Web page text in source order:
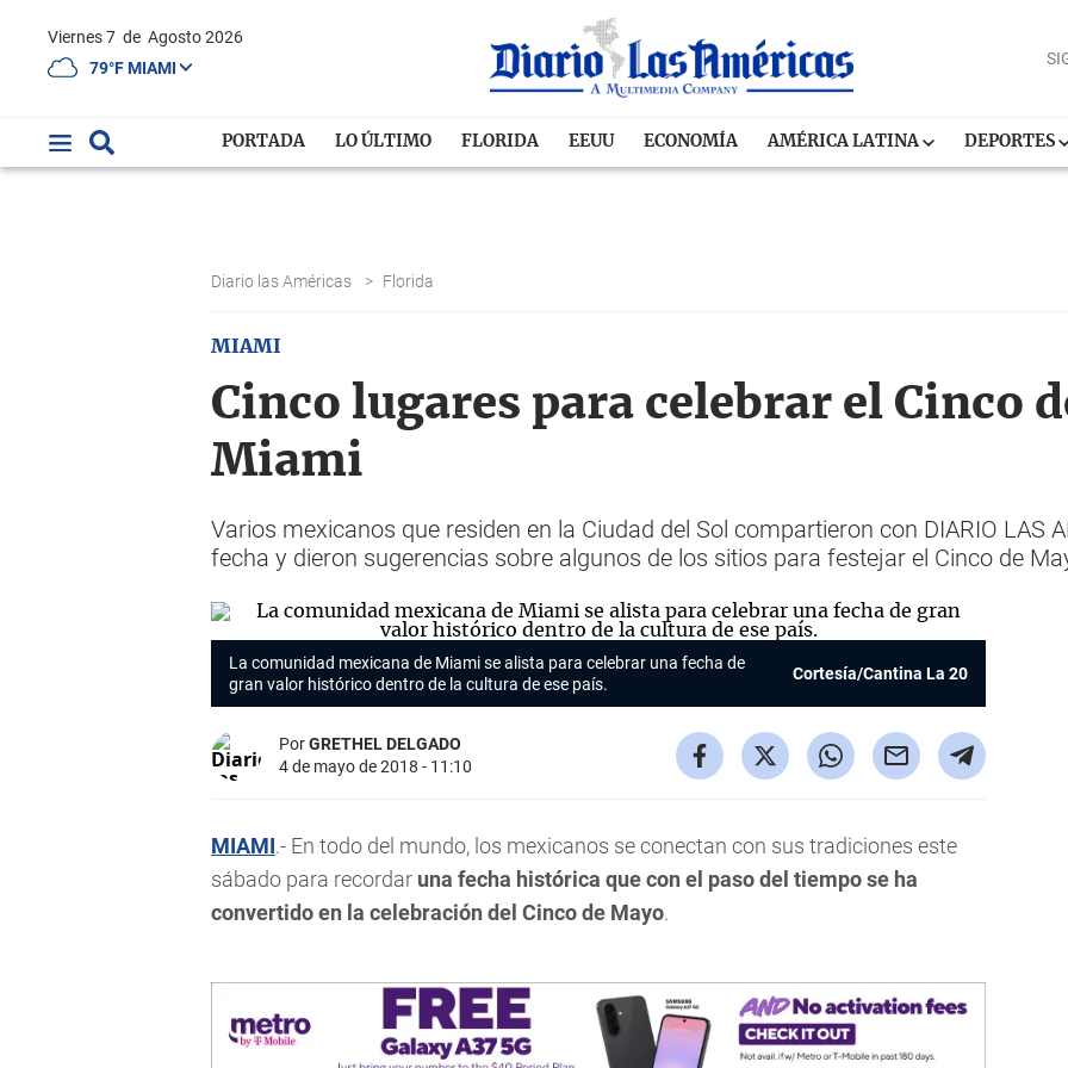
Viernes 7 de Agosto 2026
79°F MIAMI
PORTADA LO ÚLTIMO FLORIDA EEUU ECONOMÍA AMÉRICA LATINA DEPORTES
Diario las Américas > Florida
MIAMI
Cinco lugares para celebrar el Cinco
Miami
Varios mexicanos que residen en la Ciudad del Sol compartieron con DIARIO LAS
fecha y dieron sugerencias sobre algunos de los sitios para festejar el Cinco de
La comunidad mexicana de Miami se alista para celebrar una fecha de
gran valor histórico dentro de la cultura de ese país.
Cortesía/Cantina La 20
PorGRETHEL DELGADO
4 de mayo de 2018 - 11:10
MIAMI.- En todo del mundo, los mexicanos se conectan con sus tradiciones este
sábado para recordar una fecha histórica que con el paso del tiempo se ha
convertido en la celebración del Cinco de Mayo.